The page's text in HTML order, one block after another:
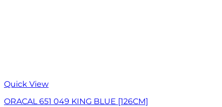
Quick View
ORACAL 651 049 KING BLUE [126CM]